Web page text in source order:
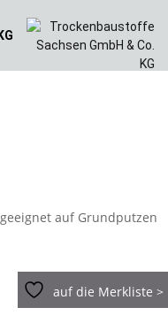
auf Grundputzen
auf die Merkliste >